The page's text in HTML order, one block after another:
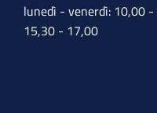
lunedì - venerdì: 10,00
15,30 - 17,00